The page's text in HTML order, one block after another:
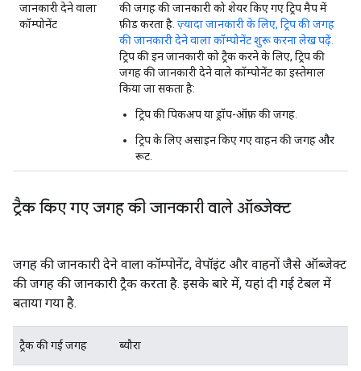
जानकारी देने वाला
कॉम्पोनेंट
की जगह की जानकारी को शेयर किए गए ट्रिप मैप में
फ़ीड करता है. ज़्यादा जानकारी के लिए, ट्रिप की जगह
की जानकारी देने वाला कॉम्पोनेंट शुरू करना लेख पढ़ें.
ट्रिप की इन जानकारी को ट्रैक करने के लिए, ट्रिप की
जगह की जानकारी देने वाले कॉम्पोनेंट का इस्तेमाल
किया जा सकता है:
ट्रिप की पिकअप या ड्रॉप-ऑफ़ की जगह.
ट्रिप के लिए असाइन किए गए वाहन की जगह और
रूट.
ट्रैक किए गए जगह की जानकारी वाले ऑब्जेक्ट
जगह की जानकारी देने वाला कॉम्पोनेंट, वेपॉइंट और वाहनों जैसे ऑब्जेक्ट
की जगह की जानकारी ट्रैक करता है. इसके बारे में, यहां दी गई टेबल में
बताया गया है.
ट्रैक की गई जगह ब्यौरा